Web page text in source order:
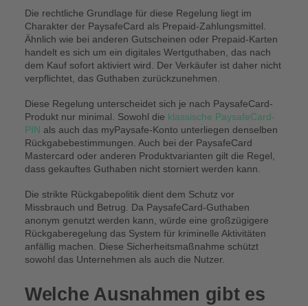
Die rechtliche Grundlage für diese Regelung liegt im
Charakter der PaysafeCard als Prepaid-Zahlungsmittel.
Ähnlich wie bei anderen Gutscheinen oder Prepaid-Karten
handelt es sich um ein digitales Wertguthaben, das nach
dem Kauf sofort aktiviert wird. Der Verkäufer ist daher nicht
verpflichtet, das Guthaben zurückzunehmen.
Diese Regelung unterscheidet sich je nach PaysafeCard-
Produkt nur minimal. Sowohl die klassische PaysafeCard-
PIN als auch das myPaysafe-Konto unterliegen denselben
Rückgabebestimmungen. Auch bei der PaysafeCard
Mastercard oder anderen Produktvarianten gilt die Regel,
dass gekauftes Guthaben nicht storniert werden kann.
Die strikte Rückgabepolitik dient dem Schutz vor
Missbrauch und Betrug. Da PaysafeCard-Guthaben
anonym genutzt werden kann, würde eine großzügigere
Rückgaberegelung das System für kriminelle Aktivitäten
anfällig machen. Diese Sicherheitsmaßnahme schützt
sowohl das Unternehmen als auch die Nutzer.
Welche Ausnahmen gibt es